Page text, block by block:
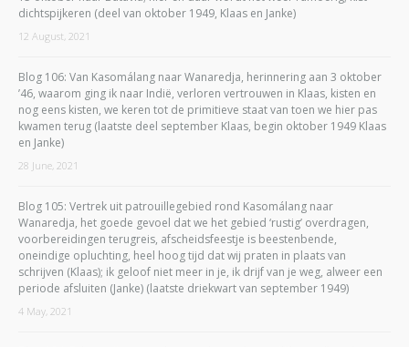
dichtspijkeren (deel van oktober 1949, Klaas en Janke)
12 August, 2021
Blog 106: Van Kasomálang naar Wanaredja, herinnering aan 3 oktober
’46, waarom ging ik naar Indië, verloren vertrouwen in Klaas, kisten en
nog eens kisten, we keren tot de primitieve staat van toen we hier pas
kwamen terug (laatste deel september Klaas, begin oktober 1949 Klaas
en Janke)
28 June, 2021
Blog 105: Vertrek uit patrouillegebied rond Kasomálang naar
Wanaredja, het goede gevoel dat we het gebied ‘rustig’ overdragen,
voorbereidingen terugreis, afscheidsfeestje is beestenbende,
oneindige opluchting, heel hoog tijd dat wij praten in plaats van
schrijven (Klaas); ik geloof niet meer in je, ik drijf van je weg, alweer een
periode afsluiten (Janke) (laatste driekwart van september 1949)
4 May, 2021